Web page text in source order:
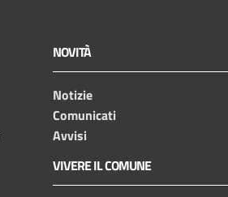
NOVITÀ
Notizie
Comunicati
Avvisi
VIVERE IL COMUNE